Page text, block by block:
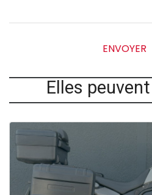
ENVOYER
Elles